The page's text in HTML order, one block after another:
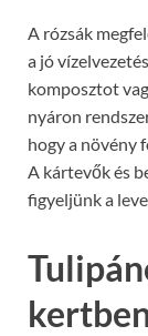
A rózsák
a jó
komposztot
nyáron
hogy a növény
A kártevők és
figyeljünk a